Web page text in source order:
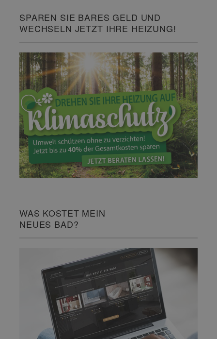
SPAREN SIE BARES GELD UND
WECHSELN JETZT IHRE HEIZUNG!
WAS KOSTET MEIN
NEUES BAD?